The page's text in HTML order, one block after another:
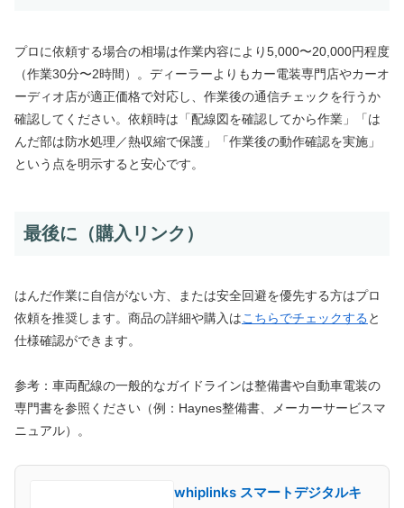
プロに依頼する場合の相場は作業内容により5,000〜20,000円程度
（作業30分〜2時間）。ディーラーよりもカー電装専門店やカーオ
ーディオ店が適正価格で対応し、作業後の通信チェックを行うか
確認してください。依頼時は「配線図を確認してから作業」「は
んだ部は防水処理／熱収縮で保護」「作業後の動作確認を実施」
という点を明示すると安心です。
最後に（購入リンク）
はんだ作業に自信がない方、または安全回避を優先する方はプロ
依頼を推奨します。商品の詳細や購入はこちらでチェックすると
仕様確認ができます。
参考：車両配線の一般的なガイドラインは整備書や自動車電装の
専門書を参照ください（例：Haynes整備書、メーカーサービスマ
ニュアル）。
whiplinks スマートデジタルキ